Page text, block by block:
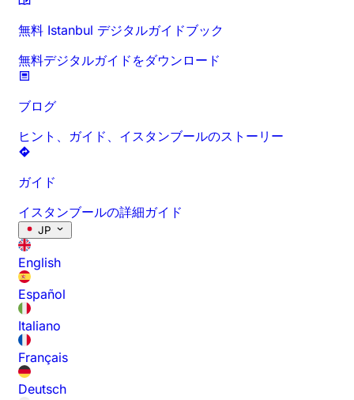
無料 Istanbul デジタルガイドブック
無料デジタルガイドをダウンロード
ブログ
ヒント、ガイド、イスタンブールのストーリー
ガイド
イスタンブールの詳細ガイド
JP
English
Español
Italiano
Français
Deutsch